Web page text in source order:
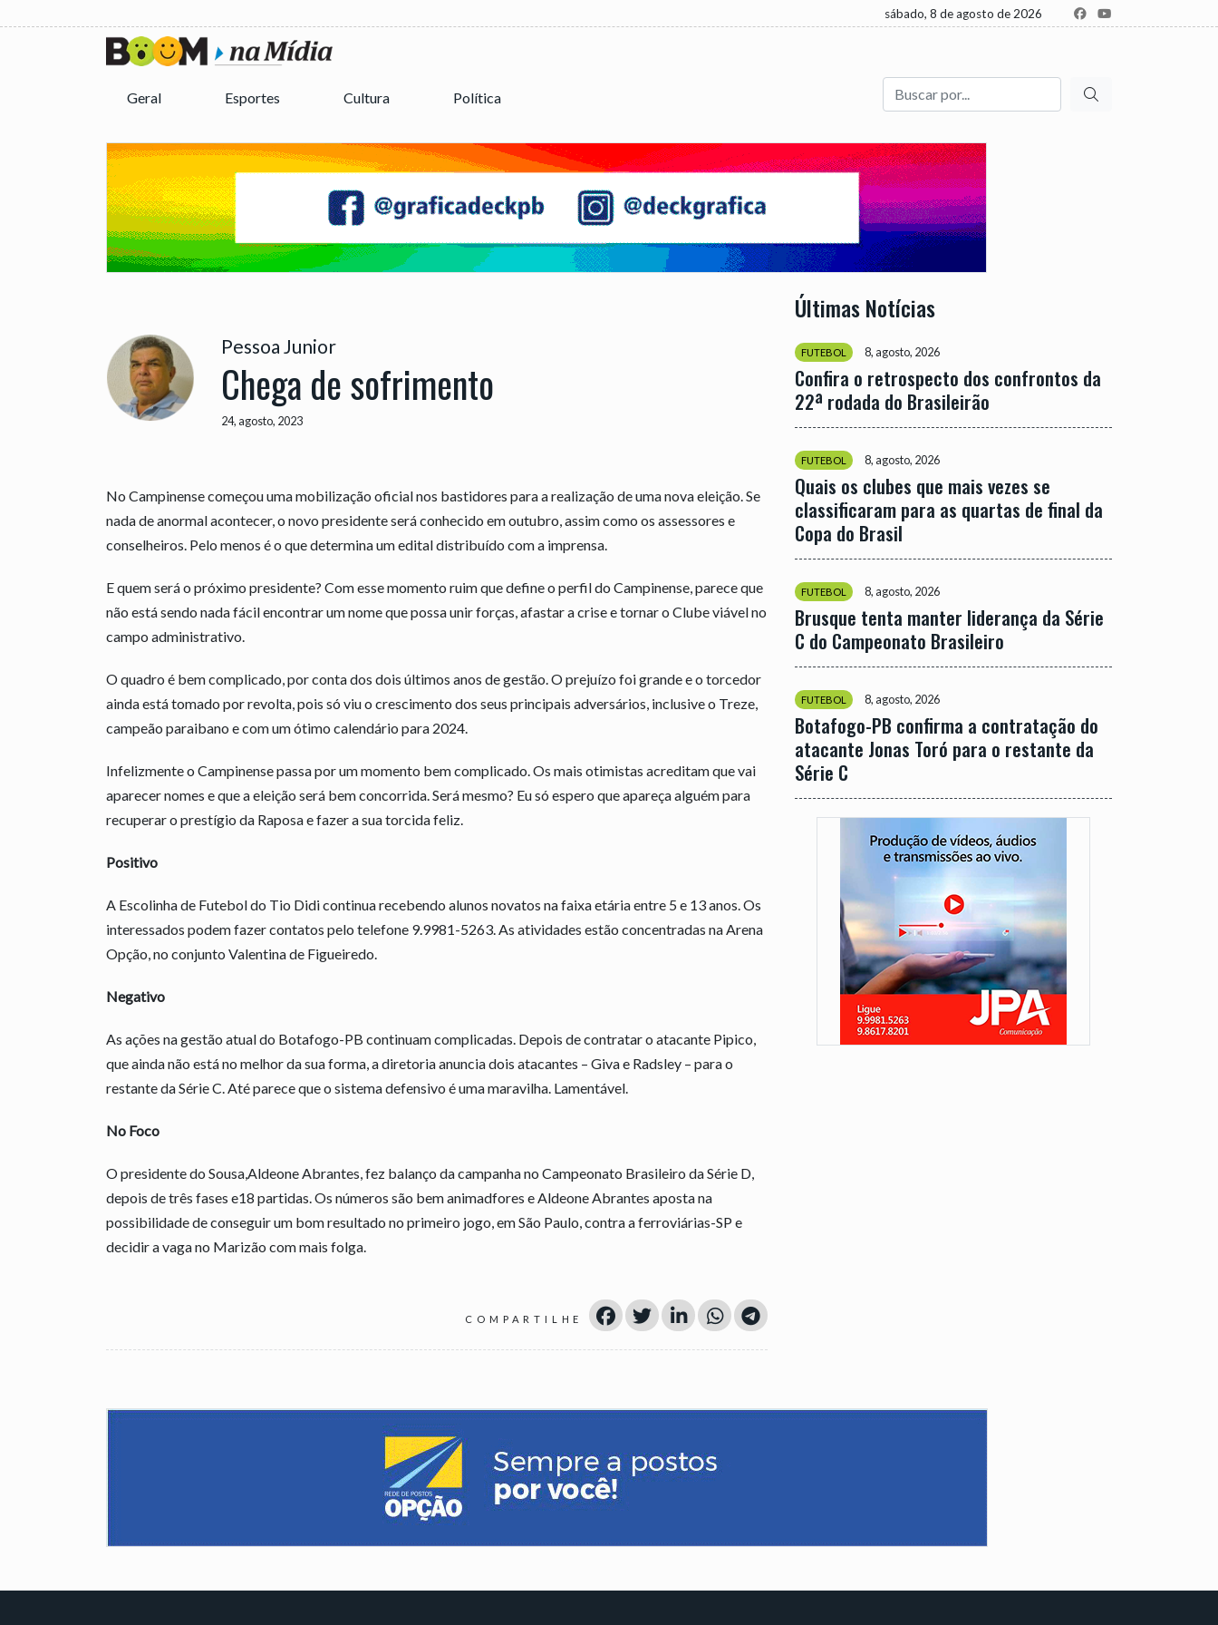
sábado, 8 de agosto de 2026
Geral Esportes Cultura Política
Buscar
Pessoa Junior
Chega de sofrimento
24, agosto, 2023
No Campinense começou uma mobilização oficial nos bastidores para a realização de uma nova eleição. Se
nada de anormal acontecer, o novo presidente será conhecido em outubro, assim como os assessores e
conselheiros. Pelo menos é o que determina um edital distribuído com a imprensa.
E quem será o próximo presidente? Com esse momento ruim que define o perfil do Campinense, parece que
não está sendo nada fácil encontrar um nome que possa unir forças, afastar a crise e tornar o Clube viável no
campo administrativo.
O quadro é bem complicado, por conta dos dois últimos anos de gestão. O prejuízo foi grande e o torcedor
ainda está tomado por revolta, pois só viu o crescimento dos seus principais adversários, inclusive o Treze,
campeão paraibano e com um ótimo calendário para 2024.
Infelizmente o Campinense passa por um momento bem complicado. Os mais otimistas acreditam que vai
aparecer nomes e que a eleição será bem concorrida. Será mesmo? Eu só espero que apareça alguém para
recuperar o prestígio da Raposa e fazer a sua torcida feliz.
Positivo
A Escolinha de Futebol do Tio Didi continua recebendo alunos novatos na faixa etária entre 5 e 13 anos. Os
interessados podem fazer contatos pelo telefone 9.9981-5263. As atividades estão concentradas na Arena
Opção, no conjunto Valentina de Figueiredo.
Negativo
As ações na gestão atual do Botafogo-PB continuam complicadas. Depois de contratar o atacante Pipico,
que ainda não está no melhor da sua forma, a diretoria anuncia dois atacantes – Giva e Radsley – para o
restante da Série C. Até parece que o sistema defensivo é uma maravilha. Lamentável.
No Foco
O presidente do Sousa,Aldeone Abrantes, fez balanço da campanha no Campeonato Brasileiro da Série D,
depois de três fases e18 partidas. Os números são bem animadfores e Aldeone Abrantes aposta na
possibilidade de conseguir um bom resultado no primeiro jogo, em São Paulo, contra a ferroviárias-SP e
decidir a vaga no Marizão com mais folga.
COMPARTILHE
Últimas Notícias
FUTEBOL 8, agosto, 2026
Confira o retrospecto dos confrontos da
22ª rodada do Brasileirão
FUTEBOL 8, agosto, 2026
Quais os clubes que mais vezes se
classificaram para as quartas de final da
Copa do Brasil
FUTEBOL 8, agosto, 2026
Brusque tenta manter liderança da Série
C do Campeonato Brasileiro
FUTEBOL 8, agosto, 2026
Botafogo-PB confirma a contratação do
atacante Jonas Toró para o restante da
Série C